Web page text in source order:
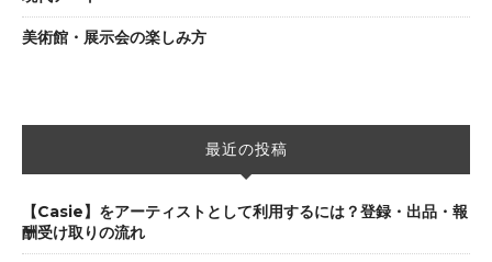
美術館・展示会の楽しみ方
最近の投稿
【Casie】をアーティストとして利用するには？登録・出品・報
酬受け取りの流れ